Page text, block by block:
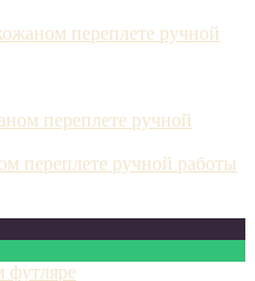
переплете ручной
переплете ручной работы